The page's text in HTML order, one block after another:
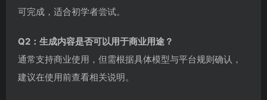
可完成，适合初学者尝试。
Q2：生成内容是否可以用于商业用途？
通常支持商业使用，但需根据具体模型与平台规则确认，
建议在使用前查看相关说明。